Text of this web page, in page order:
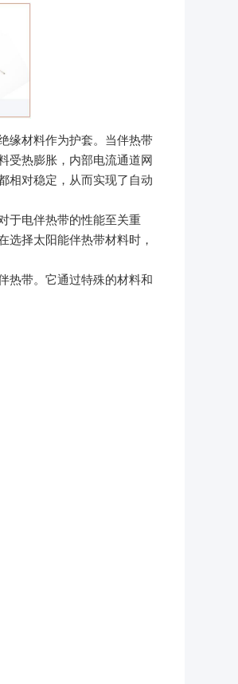
缘材料作为护套。当伴热带
受热膨胀，内部电流通道网
相对稳定，从而实现了自动
于电伴热带的性能至关重
选择太阳能伴热带材料时，
带。它通过特殊的材料和